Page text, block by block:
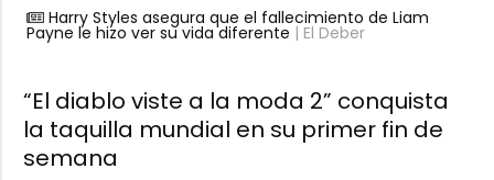
Harry Styles asegura que el fallecimiento de Liam
Payne le hizo ver su vida diferente | El Deber
“El diablo viste a la moda 2” conquista
la taquilla mundial en su primer fin de
semana